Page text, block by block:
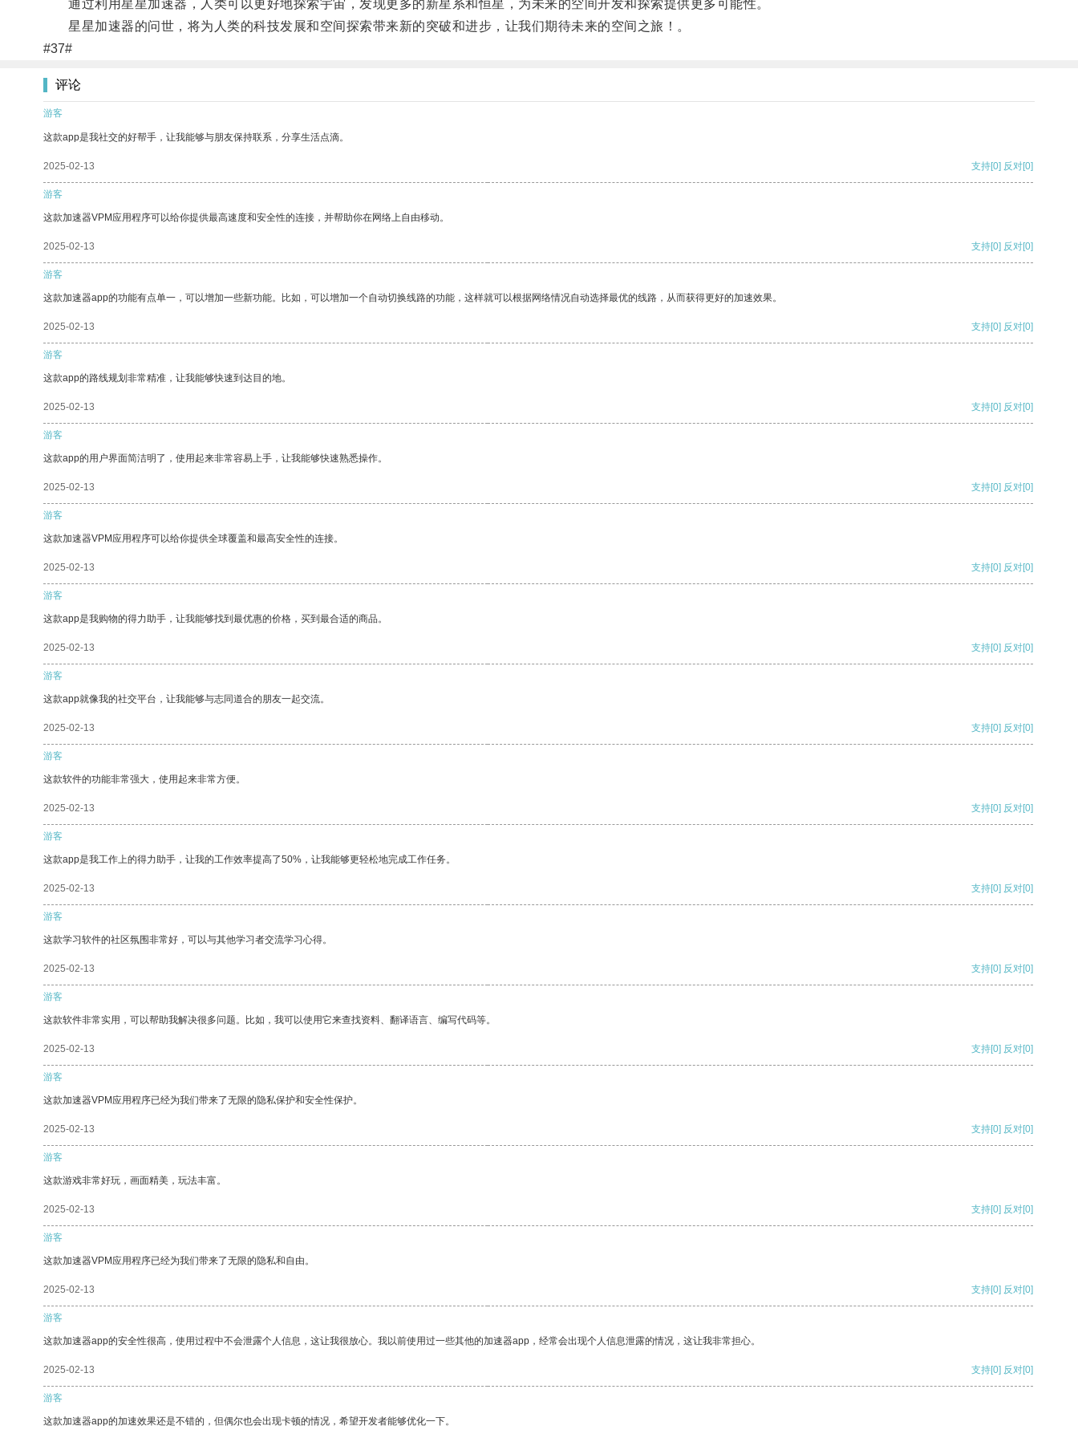
通过利用星星加速器，人类可以更好地探索宇宙，发现更多的新星系和恒星，为未来的空间开发和探索提供更多可能性。
星星加速器的问世，将为人类的科技发展和空间探索带来新的突破和进步，让我们期待未来的空间之旅！。
#37#
评论
游客
这款app是我社交的好帮手，让我能够与朋友保持联系，分享生活点滴。
2025-02-13 支持[0] 反对[0]
游客
这款加速器VPM应用程序可以给你提供最高速度和安全性的连接，并帮助你在网络上自由移动。
2025-02-13 支持[0] 反对[0]
游客
这款加速器app的功能有点单一，可以增加一些新功能。比如，可以增加一个自动切换线路的功能，这样就可以根据网络情况自动选择最优的线路，从而获得更好的加速效果。
2025-02-13 支持[0] 反对[0]
游客
这款app的路线规划非常精准，让我能够快速到达目的地。
2025-02-13 支持[0] 反对[0]
游客
这款app的用户界面简洁明了，使用起来非常容易上手，让我能够快速熟悉操作。
2025-02-13 支持[0] 反对[0]
游客
这款加速器VPM应用程序可以给你提供全球覆盖和最高安全性的连接。
2025-02-13 支持[0] 反对[0]
游客
这款app是我购物的得力助手，让我能够找到最优惠的价格，买到最合适的商品。
2025-02-13 支持[0] 反对[0]
游客
这款app就像我的社交平台，让我能够与志同道合的朋友一起交流。
2025-02-13 支持[0] 反对[0]
游客
这款软件的功能非常强大，使用起来非常方便。
2025-02-13 支持[0] 反对[0]
游客
这款app是我工作上的得力助手，让我的工作效率提高了50%，让我能够更轻松地完成工作任务。
2025-02-13 支持[0] 反对[0]
游客
这款学习软件的社区氛围非常好，可以与其他学习者交流学习心得。
2025-02-13 支持[0] 反对[0]
游客
这款软件非常实用，可以帮助我解决很多问题。比如，我可以使用它来查找资料、翻译语言、编写代码等。
2025-02-13 支持[0] 反对[0]
游客
这款加速器VPM应用程序已经为我们带来了无限的隐私保护和安全性保护。
2025-02-13 支持[0] 反对[0]
游客
这款游戏非常好玩，画面精美，玩法丰富。
2025-02-13 支持[0] 反对[0]
游客
这款加速器VPM应用程序已经为我们带来了无限的隐私和自由。
2025-02-13 支持[0] 反对[0]
游客
这款加速器app的安全性很高，使用过程中不会泄露个人信息，这让我很放心。我以前使用过一些其他的加速器app，经常会出现个人信息泄露的情况，这让我非常担心。
2025-02-13 支持[0] 反对[0]
游客
这款加速器app的加速效果还是不错的，但偶尔也会出现卡顿的情况，希望开发者能够优化一下。